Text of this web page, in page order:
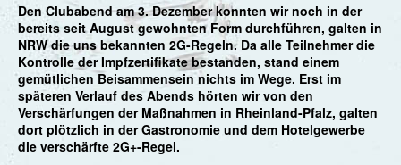
Den Clubabend am 3. Dezember konnten wir noch in der
bereits seit August gewohnten Form durchführen, galten in
NRW die uns bekannten 2G-Regeln. Da alle Teilnehmer die
Kontrolle der Impfzertifikate bestanden, stand einem
gemütlichen Beisammensein nichts im Wege. Erst im
späteren Verlauf des Abends hörten wir von den
Verschärfungen der Maßnahmen in Rheinland-Pfalz, galten
dort plötzlich in der Gastronomie und dem Hotelgewerbe
die verschärfte 2G+-Regel.